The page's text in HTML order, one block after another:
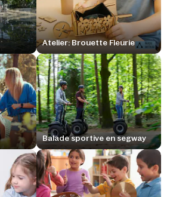
Atelier: Brouette Fleurie
Balade sportive en segway